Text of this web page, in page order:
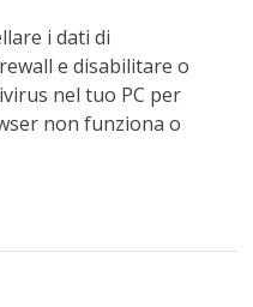
i dati di
e disabilitare o
nel tuo PC per
non funziona o